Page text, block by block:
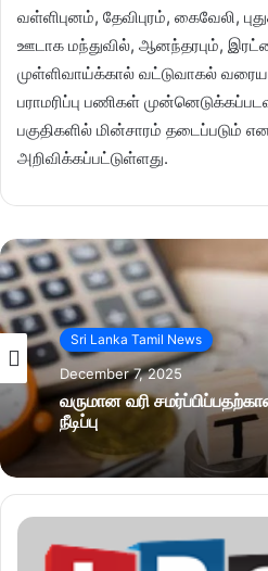
வள்ளிபுனம், தேவிபுரம், கைவேலி,
ஊடாக மந்துவில், ஆனந்தரபும்,
முள்ளிவாய்க்கால் வட்டுவாகல்
பராமரிப்பு பணிகள்
பகுதிகளில் மின்சாரம் தடைப்படும்
அறிவிக்கப்பட்டுள்ளது.
Sri Lanka Tamil News
December 7, 2025
வருமான வரி
நீடிப்பு